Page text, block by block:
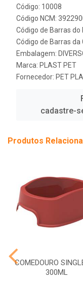
Código: 10008
Código NCM:
Código de Barras
Código de Barras
Embalagem:
Marca: PLAST PET
Fornecedor: PET
cadastre-
Produtos
COMEDOURO
300ML